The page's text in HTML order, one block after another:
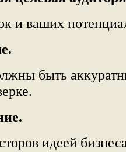
и ваших
быть
идеей